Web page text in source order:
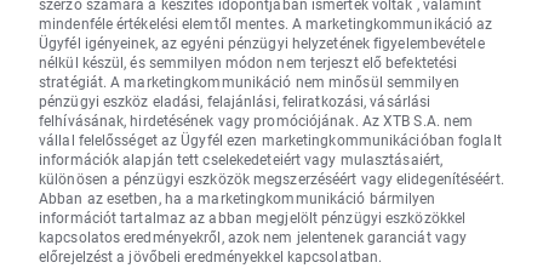
szerző számára a készítés időpontjában ismertek voltak , valamint
mindenféle értékelési elemtől mentes. A marketingkommunikáció az
Ügyfél igényeinek, az egyéni pénzügyi helyzetének figyelembevétele
nélkül készül, és semmilyen módon nem terjeszt elő befektetési
stratégiát. A marketingkommunikáció nem minősül semmilyen
pénzügyi eszköz eladási, felajánlási, feliratkozási, vásárlási
felhívásának, hirdetésének vagy promóciójának. Az XTB S.A. nem
vállal felelősséget az Ügyfél ezen marketingkommunikációban foglalt
információk alapján tett cselekedeteiért vagy mulasztásaiért,
különösen a pénzügyi eszközök megszerzéséért vagy elidegenítéséért.
Abban az esetben, ha a marketingkommunikáció bármilyen
információt tartalmaz az abban megjelölt pénzügyi eszközökkel
kapcsolatos eredményekről, azok nem jelentenek garanciát vagy
előrejelzést a jövőbeli eredményekkel kapcsolatban.